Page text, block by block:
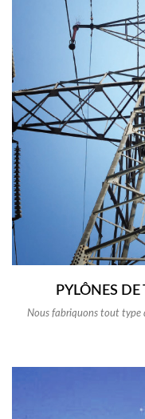
PYLÔNES DE
Nous fabriquons tout type